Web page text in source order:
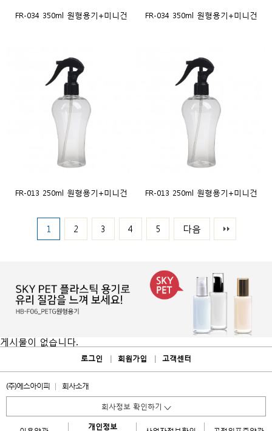
FR-034 350ml 원형용기+미니건 FR-034 350ml 원형용기+미니건
FR-013 250ml 원형용기+미니건 FR-013 250ml 원형용기+미니건
1 2 3 4 5 다음
게시물이 없습니다.
로그인 회원가입 고객센터
(주)에스아이피 회사소개
회사정보 확인하기
개인정보